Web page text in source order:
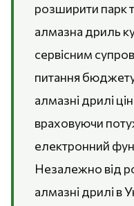
розширити парк
алмазна дриль
сервісним
питання бюджету
алмазні дрилі
враховуючи
електронний
Незалежно від
алмазні дрилі в